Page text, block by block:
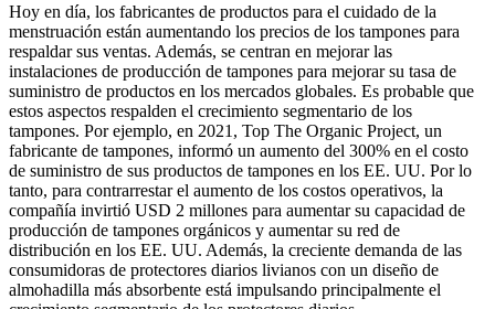
Hoy en día, los fabricantes de productos para el cuidado de la
menstruación están aumentando los precios de los tampones para
respaldar sus ventas. Además, se centran en mejorar las
instalaciones de producción de tampones para mejorar su tasa de
suministro de productos en los mercados globales. Es probable que
estos aspectos respalden el crecimiento segmentario de los
tampones. Por ejemplo, en 2021, Top The Organic Project, un
fabricante de tampones, informó un aumento del 300% en el costo
de suministro de sus productos de tampones en los EE. UU. Por lo
tanto, para contrarrestar el aumento de los costos operativos, la
compañía invirtió USD 2 millones para aumentar su capacidad de
producción de tampones orgánicos y aumentar su red de
distribución en los EE. UU. Además, la creciente demanda de las
consumidoras de protectores diarios livianos con un diseño de
almohadilla más absorbente está impulsando principalmente el